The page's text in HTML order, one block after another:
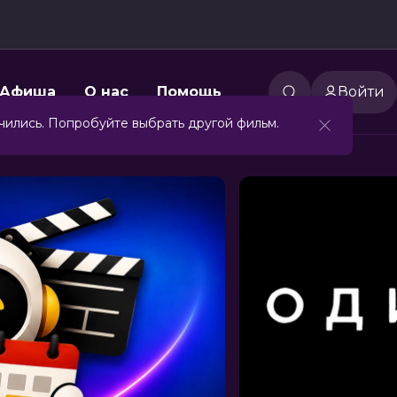
Афиша О нас Помощь Войти
Попробуйте выбрать другой фильм.